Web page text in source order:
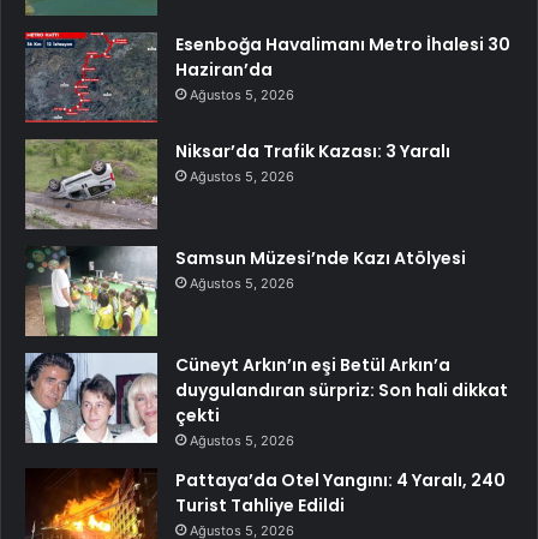
Esenboğa Havalimanı Metro İhalesi 30
Haziran’da
Ağustos 5, 2026
Niksar’da Trafik Kazası: 3 Yaralı
Ağustos 5, 2026
Samsun Müzesi’nde Kazı Atölyesi
Ağustos 5, 2026
Cüneyt Arkın’ın eşi Betül Arkın’a
duygulandıran sürpriz: Son hali dikkat
çekti
Ağustos 5, 2026
Pattaya’da Otel Yangını: 4 Yaralı, 240
Turist Tahliye Edildi
Ağustos 5, 2026